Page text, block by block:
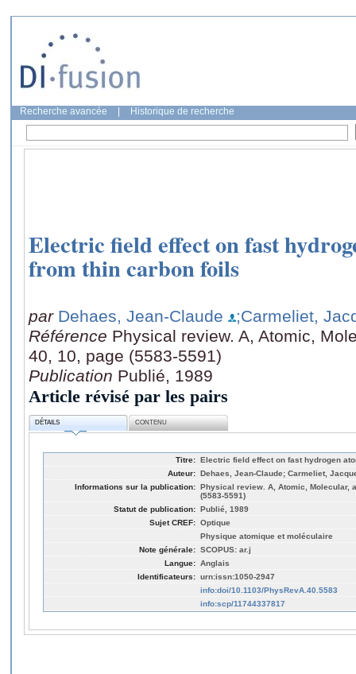
Recherche avancée Historique de recherche
Electric field effect on fast
from thin carbon foils
par Dehaes, Jean-Claude
;Carmeliet,
Référence Physical review. A, Atomic,
40, 10, page (5583-5591)
Publication Publié, 1989
Article révisé par les pairs
DÉTAILS CONTENU
Titre: Electric field effect on fast hydrogen
Auteur: Dehaes, Jean-Claude; Carmeliet,
Informations sur la publication: Physical review. A, Atomic, Molecular,
(5583-5591)
Statut de publication: Publié, 1989
Sujet CREF: Optique
Physique atomique et moléculaire
Note générale: SCOPUS: ar.j
Langue: Anglais
Identificateurs: urn:issn:1050-2947
info:doi/10.1103/PhysRevA.40.5583
info:scp/11744337817